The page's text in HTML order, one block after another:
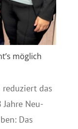
möglich
das
Neu-
Das